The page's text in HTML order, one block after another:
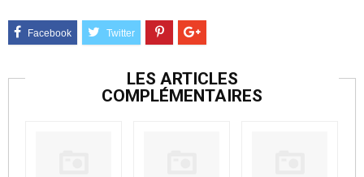
LES ARTICLES
COMPLÉMENTAIRES